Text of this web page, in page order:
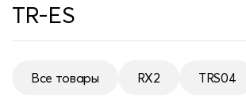
НОВОСТИ
ПРОЕКТЫ
TR-ES
Все товары
RX2
TRS04